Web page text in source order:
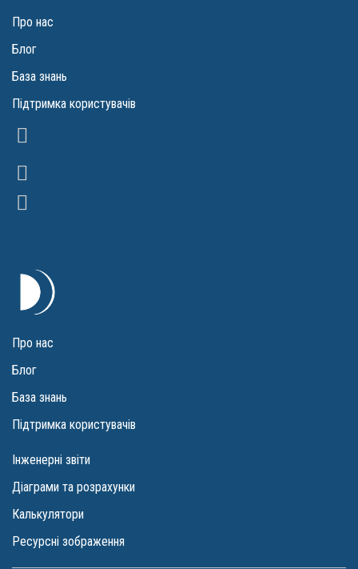
Про нас
Блог
База знань
Підтримка користувачів
Про нас
Блог
База знань
Підтримка користувачів
Інженерні звіти
Діаграми та розрахунки
Калькулятори
Ресурсні зображення